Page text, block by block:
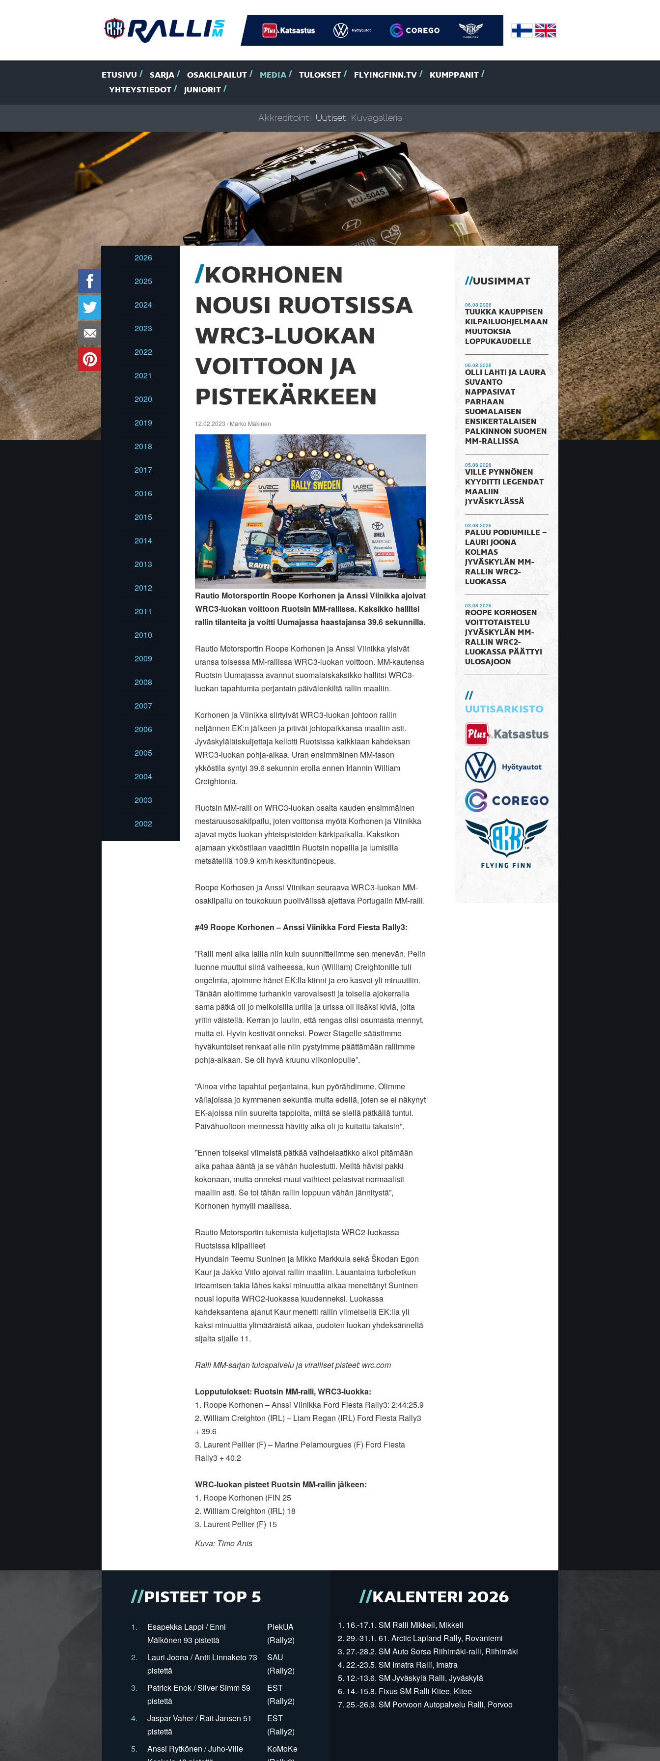
ETUSIVU SARJA OSAKILPAILUT MEDIA TULOKSET FLYINGFINN.TV
KUMPPANIT
YHTEYSTIEDOT
JUNIORIT
Akkreditointi Uutiset Kuvagalleria
2026
2025
2024
2023
2022
2021
2020
2019
2018
2017
2016
2015
2014
2013
2012
2011
2010
2009
2008
2007
2006
2005
2004
2003
2002
KORHONEN
NOUSI RUOTSISSA
WRC3-LUOKAN
VOITTOON JA
PISTEKÄRKEEN
12.02.2023 / Marko Mäkinen
Rautio Motorsportin Roope Korhonen ja Anssi Viinikka ajoivat
WRC3-luokan voittoon Ruotsin MM-rallissa. Kaksikko hallitsi
rallin tilanteita ja voitti Uumajassa haastajansa 39.6 sekunnilla.
Rautio Motorsportin Roope Korhonen ja Anssi Viinikka ylsivät
uransa toisessa MM-rallissa WRC3-luokan voittoon. MM-kautensa
Ruotsin Uumajassa avannut suomalaiskaksikko hallitsi WRC3-
luokan tapahtumia perjantain päivälenkiltä rallin maaliin.
Korhonen ja Viinikka siirtyivät WRC3-luokan johtoon rallin
neljännen EK:n jälkeen ja pitivät johtopaikkansa maaliin asti.
Jyväskyläläiskuljettaja kellotti Ruotsissa kaikkiaan kahdeksan
WRC3-luokan pohja-aikaa. Uran ensimmäinen MM-tason
ykköstila syntyi 39.6 sekunnin erolla ennen Irlannin William
Creightonia.
Ruotsin MM-ralli on WRC3-luokan osalta kauden ensimmäinen
mestaruusosakilpailu, joten voittonsa myötä Korhonen ja Viinikka
ajavat myös luokan yhteispisteiden kärkipaikalla. Kaksikon
ajamaan ykköstilaan vaadittiin Ruotsin nopeilla ja lumisilla
metsäteillä 109.9 km/h keskituntinopeus.
Roope Korhosen ja Anssi Viinikan seuraava WRC3-luokan MM-
osakilpailu on toukokuun puolivälissä ajettava Portugalin MM-ralli.
#49 Roope Korhonen – Anssi Viinikka Ford Fiesta Rally3:
”Ralli meni aika lailla niin kuin suunnittelimme sen menevän. Pelin
luonne muuttui siinä vaiheessa, kun (William) Creightonille tuli
ongelmia, ajoimme hänet EK:lla kiinni ja ero kasvoi yli minuuttiin.
Tänään aloitimme turhankin varovaisesti ja toisella ajokerralla
sama pätkä oli jo melkoisilla urilla ja urissa oli lisäksi kiviä, joita
yritin väistellä. Kerran jo luulin, että rengas olisi osumasta mennyt,
mutta ei. Hyvin kestivät onneksi. Power Stagelle säästimme
hyväkuntoiset renkaat alle niin pystyimme päättämään rallimme
pohja-aikaan. Se oli hyvä kruunu viikonlopulle”.
”Ainoa virhe tapahtui perjantaina, kun pyörähdimme. Olimme
väliajoissa jo kymmenen sekuntia muita edellä, joten se ei näkynyt
EK-ajoissa niin suurelta tappiolta, miltä se siellä pätkällä tuntui.
Päivähuoltoon mennessä hävitty aika oli jo kuitattu takaisin”.
”Ennen toiseksi viimeistä pätkää vaihdelaatikko alkoi pitämään
aika pahaa ääntä ja se vähän huolestutti. Meiltä hävisi pakki
kokonaan, mutta onneksi muut vaihteet pelasivat normaalisti
maaliin asti. Se toi tähän rallin loppuun vähän jännitystä”,
Korhonen hymyili maalissa.
Rautio Motorsportin tukemista kuljettajista WRC2-luokassa
Ruotsissa kilpailleet
Hyundain Teemu Suninen ja Mikko Markkula sekä Škodan Egon
Kaur ja Jakko Viilo ajoivat rallin maaliin. Lauantaina turboletkun
irtoamisen takia lähes kaksi minuuttia aikaa menettänyt Suninen
nousi lopulta WRC2-luokassa kuudenneksi. Luokassa
kahdeksantena ajanut Kaur menetti rallin viimeisellä EK:lla yli
kaksi minuuttia ylimääräistä aikaa, pudoten luokan yhdeksänneltä
sijalta sijalle 11.
Ralli MM-sarjan tulospalvelu ja viralliset pisteet: wrc.com
Lopputulokset: Ruotsin MM-ralli, WRC3-luokka:
1. Roope Korhonen – Anssi Viinikka Ford Fiesta Rally3: 2:44:25.9
2. William Creighton (IRL) – Liam Regan (IRL) Ford Fiesta Rally3
+ 39.6
3. Laurent Pellier (F) – Marine Pelamourgues (F) Ford Fiesta
Rally3 + 40.2
WRC-luokan pisteet Ruotsin MM-rallin jälkeen:
1. Roope Korhonen (FIN 25
2. William Creighton (IRL) 18
3. Laurent Pellier (F) 15
Kuva: Timo Anis
UUSIMMAT
06.08.2026
TUUKKA KAUPPISEN
KILPAILUOHJELMAAN
MUUTOKSIA
LOPPUKAUDELLE
06.08.2026
OLLI LAHTI JA LAURA
SUVANTO
NAPPASIVAT
PARHAAN
SUOMALAISEN
ENSIKERTALAISEN
PALKINNON SUOMEN
MM-RALLISSA
05.08.2026
VILLE PYNNÖNEN
KYYDITTI LEGENDAT
MAALIIN
JYVÄSKYLÄSSÄ
03.08.2026
PALUU PODIUMILLE –
LAURI JOONA
KOLMAS
JYVÄSKYLÄN MM-
RALLIN WRC2-
LUOKASSA
03.08.2026
ROOPE KORHOSEN
VOITTOTAISTELU
JYVÄSKYLÄN MM-
RALLIN WRC2-
LUOKASSA PÄÄTTYI
ULOSAJOON
UUTISARKISTO
PISTEET TOP 5
1.
Esapekka Lappi / Enni
Mälkönen 93 pistettä
PiekUA
(Rally2)
2.
Lauri Joona / Antti Linnaketo 73
pistettä
SAU
(Rally2)
3.
Patrick Enok / Silver Simm 59
pistettä
EST
(Rally2)
4.
Jaspar Vaher / Rait Jansen 51
pistettä
EST
(Rally2)
5.
Anssi Rytkönen / Juho-Ville
KoMoKe
KALENTERI 2026
1. 16.-17.1. SM Ralli Mikkeli, Mikkeli
2. 29.-31.1. 61. Arctic Lapland Rally, Rovaniemi
3. 27.-28.2. SM Auto Sorsa Riihimäki-ralli, Riihimäki
4. 22.-23.5. SM Imatra Ralli, Imatra
5. 12.-13.6. SM Jyväskylä Ralli, Jyväskylä
6. 14.-15.8. Fixus SM Ralli Kitee, Kitee
7. 25.-26.9. SM Porvoon Autopalvelu Ralli, Porvoo